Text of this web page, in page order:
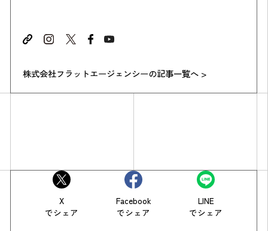
株式会社フラットエージェンシーの記事一覧へ >
X
でシェア
Facebook
でシェア
LINE
でシェア